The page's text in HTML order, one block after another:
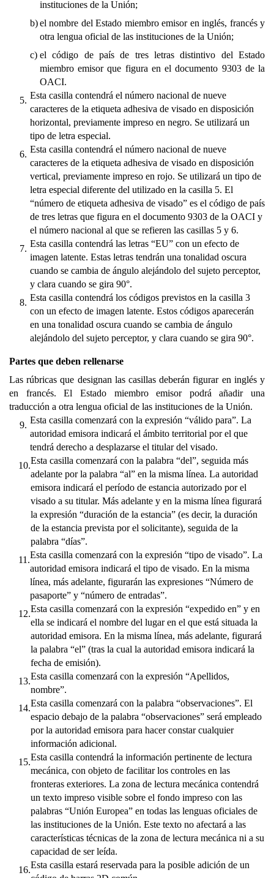
instituciones de la Unión;
b)el nombre del Estado miembro emisor en inglés, francés y
otra lengua oficial de las instituciones de la Unión;
c) el código de país de tres letras distintivo del Estado
miembro emisor que figura en el documento 9303 de la
OACI.
5. Esta casilla contendrá el número nacional de nueve
caracteres de la etiqueta adhesiva de visado en disposición
horizontal, previamente impreso en negro. Se utilizará un
tipo de letra especial.
6. Esta casilla contendrá el número nacional de nueve
caracteres de la etiqueta adhesiva de visado en disposición
vertical, previamente impreso en rojo. Se utilizará un tipo de
letra especial diferente del utilizado en la casilla 5. El
“número de etiqueta adhesiva de visado” es el código de país
de tres letras que figura en el documento 9303 de la OACI y
el número nacional al que se refieren las casillas 5 y 6.
7. Esta casilla contendrá las letras “EU” con un efecto de
imagen latente. Estas letras tendrán una tonalidad oscura
cuando se cambia de ángulo alejándolo del sujeto perceptor,
y clara cuando se gira 90°.
8. Esta casilla contendrá los códigos previstos en la casilla 3
con un efecto de imagen latente. Estos códigos aparecerán
en una tonalidad oscura cuando se cambia de ángulo
alejándolo del sujeto perceptor, y clara cuando se gira 90°.
Partes que deben rellenarse
Las rúbricas que designan las casillas deberán figurar en inglés y
en francés. El Estado miembro emisor podrá añadir una
traducción a otra lengua oficial de las instituciones de la Unión.
9. Esta casilla comenzará con la expresión “válido para”. La
autoridad emisora indicará el ámbito territorial por el que
tendrá derecho a desplazarse el titular del visado.
10.Esta casilla comenzará con la palabra “del”, seguida más
adelante por la palabra “al” en la misma línea. La autoridad
emisora indicará el período de estancia autorizado por el
visado a su titular. Más adelante y en la misma línea figurará
la expresión “duración de la estancia” (es decir, la duración
de la estancia prevista por el solicitante), seguida de la
palabra “días”.
11.Esta casilla comenzará con la expresión “tipo de visado”. La
autoridad emisora indicará el tipo de visado. En la misma
línea, más adelante, figurarán las expresiones “Número de
pasaporte” y “número de entradas”.
12.Esta casilla comenzará con la expresión “expedido en” y en
ella se indicará el nombre del lugar en el que está situada la
autoridad emisora. En la misma línea, más adelante, figurará
la palabra “el” (tras la cual la autoridad emisora indicará la
fecha de emisión).
13.Esta casilla comenzará con la expresión “Apellidos,
nombre”.
14.Esta casilla comenzará con la palabra “observaciones”. El
espacio debajo de la palabra “observaciones” será empleado
por la autoridad emisora para hacer constar cualquier
información adicional.
15.Esta casilla contendrá la información pertinente de lectura
mecánica, con objeto de facilitar los controles en las
fronteras exteriores. La zona de lectura mecánica contendrá
un texto impreso visible sobre el fondo impreso con las
palabras “Unión Europea” en todas las lenguas oficiales de
las instituciones de la Unión. Este texto no afectará a las
características técnicas de la zona de lectura mecánica ni a su
capacidad de ser leída.
16.Esta casilla estará reservada para la posible adición de un